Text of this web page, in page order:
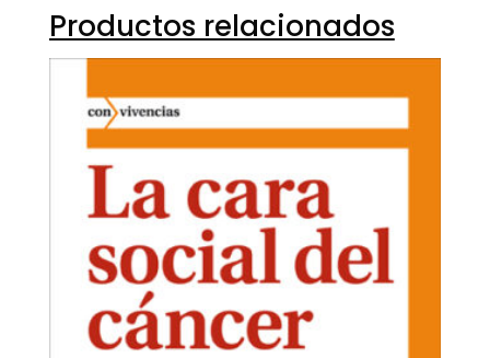
Productos relacionados